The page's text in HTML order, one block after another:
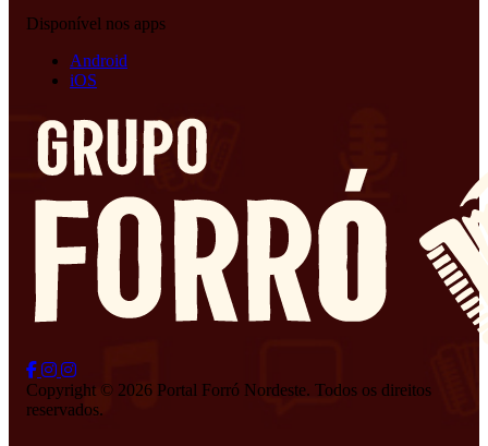
Disponível nos apps
Android
iOS
Copyright © 2026 Portal Forró Nordeste. Todos os direitos
reservados.